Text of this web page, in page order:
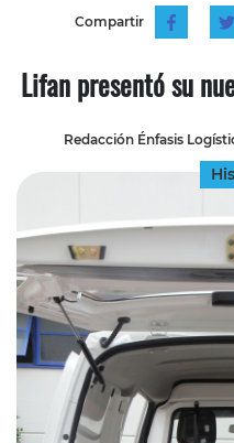
Compartir
Lifan presentó su
Redacción Énfasis